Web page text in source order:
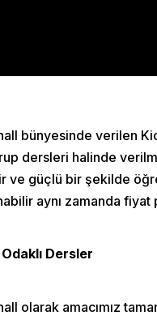
bünyesinde verilen
dersleri halinde
ve güçlü bir şekilde
aynı zamanda
Dersler
olarak amacımız